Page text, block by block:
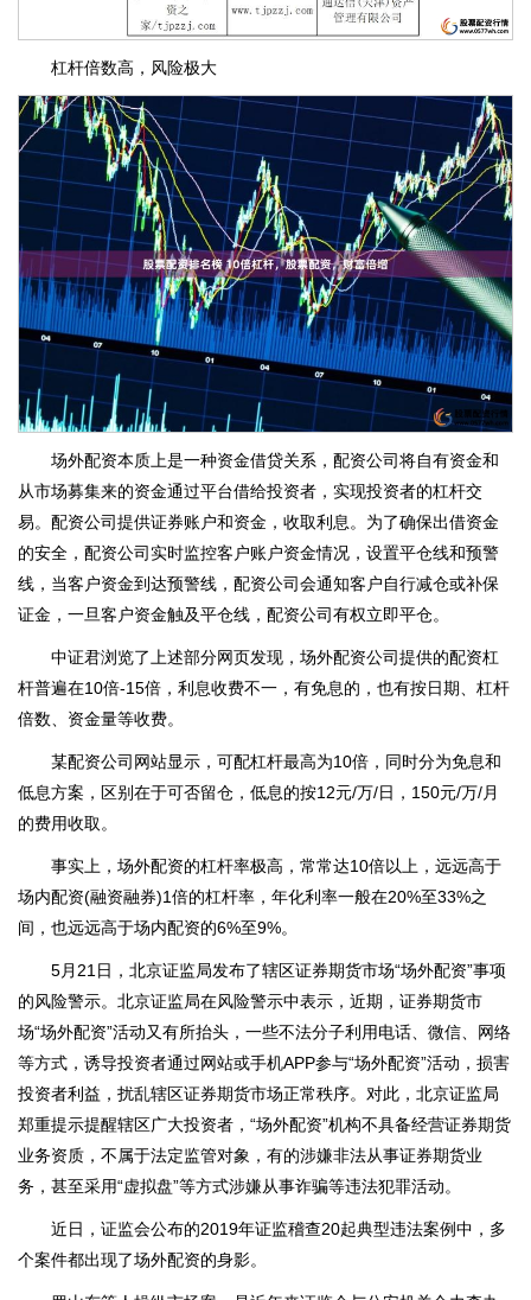
杠杆倍数高，风险极大
场外配资本质上是一种资金借贷关系，配资公司将自有资金和
从市场募集来的资金通过平台借给投资者，实现投资者的杠杆交
易。配资公司提供证券账户和资金，收取利息。为了确保出借资金
的安全，配资公司实时监控客户账户资金情况，设置平仓线和预警
线，当客户资金到达预警线，配资公司会通知客户自行减仓或补保
证金，一旦客户资金触及平仓线，配资公司有权立即平仓。
中证君浏览了上述部分网页发现，场外配资公司提供的配资杠
杆普遍在10倍-15倍，利息收费不一，有免息的，也有按日期、杠杆
倍数、资金量等收费。
某配资公司网站显示，可配杠杆最高为10倍，同时分为免息和
低息方案，区别在于可否留仓，低息的按12元/万/日，150元/万/月
的费用收取。
事实上，场外配资的杠杆率极高，常常达10倍以上，远远高于
场内配资(融资融券)1倍的杠杆率，年化利率一般在20%至33%之
间，也远远高于场内配资的6%至9%。
5月21日，北京证监局发布了辖区证券期货市场“场外配资”事项
的风险警示。北京证监局在风险警示中表示，近期，证券期货市
场“场外配资”活动又有所抬头，一些不法分子利用电话、微信、网络
等方式，诱导投资者通过网站或手机APP参与“场外配资”活动，损害
投资者利益，扰乱辖区证券期货市场正常秩序。对此，北京证监局
郑重提示提醒辖区广大投资者，“场外配资”机构不具备经营证券期货
业务资质，不属于法定监管对象，有的涉嫌非法从事证券期货业
务，甚至采用“虚拟盘”等方式涉嫌从事诈骗等违法犯罪活动。
近日，证监会公布的2019年证监稽查20起典型违法案例中，多
个案件都出现了场外配资的身影。